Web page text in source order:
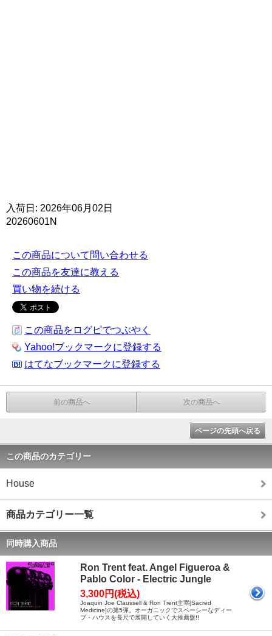
入荷日: 2026年06月02日
20260601N
この商品について問い合わせる
この商品を友達に教える
買い物を続ける
この商品をログピでつぶやく
Yahoo!ブックマークに登録する
はてなブックマークに登録する
前の商品へ 次の商品へ
ページの先頭へ戻る
この商品のカテゴリー
House
商品カテゴリー一覧
同時購入商品
Ron Trent feat. Angel Figueroa &
Pablo Color - Electric Jungle
3,300円(税込)
Joaquin Joe Claussell & Ron Trent主宰[Sacred
Medicine]の第5弾。オーガニックでスペーシーなディー
プ・ハウスを長尺で展開していく大推薦盤!!